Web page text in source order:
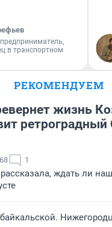
в транспортном
РЕКОМЕНДУЕМ
жизнь
1
ждать ли